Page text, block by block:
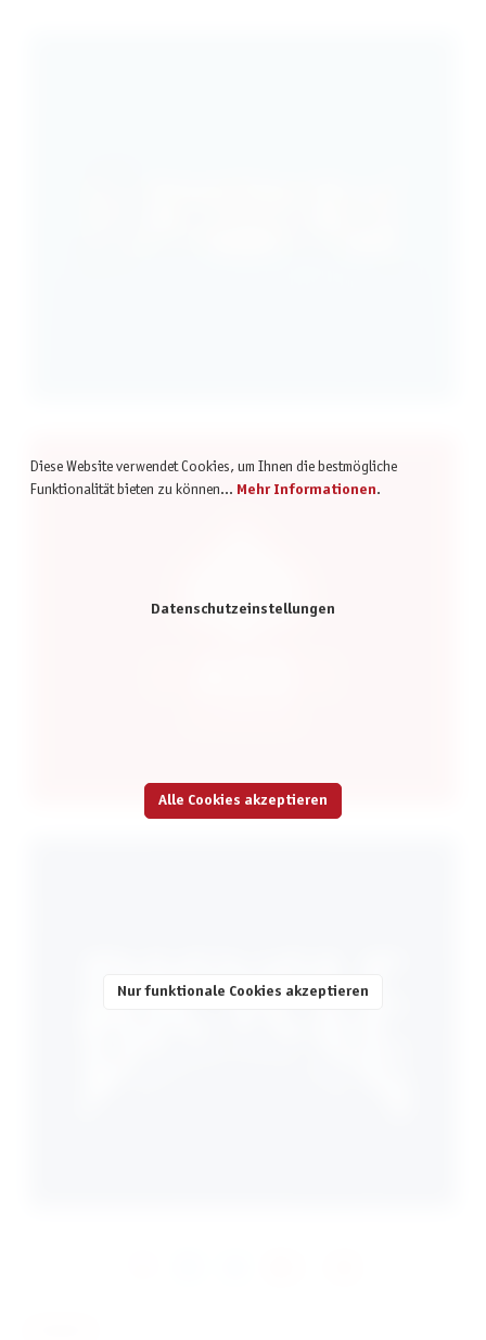
Diese Website verwendet Cookies, um Ihnen die bestmögliche
Funktionalität bieten zu können... Mehr Informationen.
Datenschutzeinstellungen
Nur funktionale Cookies akzeptieren
Alle Cookies akzeptieren